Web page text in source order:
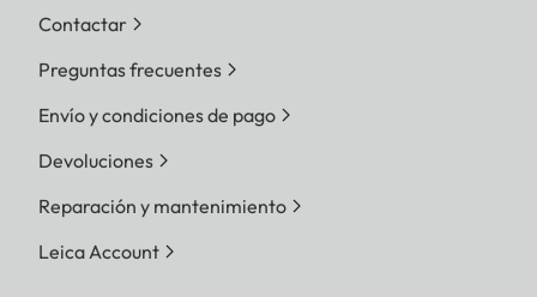
Contactar
Preguntas frecuentes
Envío y condiciones de pago
Devoluciones
Reparación y mantenimiento
Leica Account